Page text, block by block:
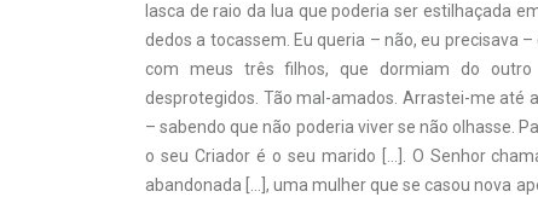
lasca de raio da lua que poderia ser estilhaçada
dedos a tocassem. Eu queria – não, eu precisava
com meus três filhos, que dormiam do outro
desprotegidos. Tão mal-amados. Arrastei-me até
– sabendo que não poderia viver se não olhasse.
o seu Criador é o seu marido […]. O Senhor
abandonada […], uma mulher que se casou nova